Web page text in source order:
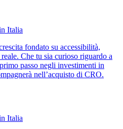
Italia
fondato su accessibilità,
Che tu sia curioso riguardo a
passo negli investimenti in
nell’acquisto di CRO.
Italia